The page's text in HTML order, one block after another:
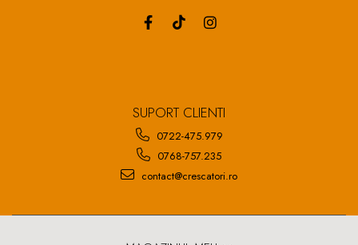
SUPORT CLIENTI
0722-475.979
0768-757.235
contact@crescatori.ro